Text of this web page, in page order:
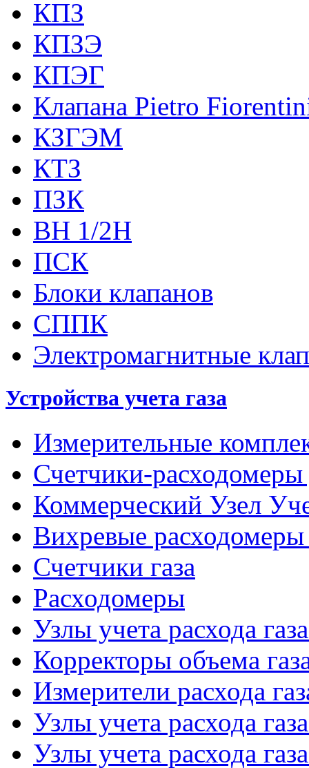
КПЗ
КПЗЭ
КПЭГ
Клапана Pietro
КЗГЭМ
КТЗ
ПЗК
ВН 1/2Н
ПСК
Блоки клапанов
СППК
Электромагнитные
Устройства учета газа
Измерительные
Счетчики-расходомеры
Коммерческий Узел
Вихревые расходомеры
Счетчики газа
Расходомеры
Узлы учета расхода
Корректоры объема
Измерители расхода
Узлы учета расхода
Узлы учета расхода